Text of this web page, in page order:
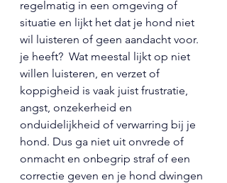
regelmatig in een omgeving of
situatie en lijkt het dat je hond niet
wil luisteren of geen aandacht voor.
je heeft? Wat meestal lijkt op niet
willen luisteren, en verzet of
koppigheid is vaak juist frustratie,
angst, onzekerheid en
onduidelijkheid of verwarring bij je
hond. Dus ga niet uit onvrede of
onmacht en onbegrip straf of een
correctie geven en je hond dwingen